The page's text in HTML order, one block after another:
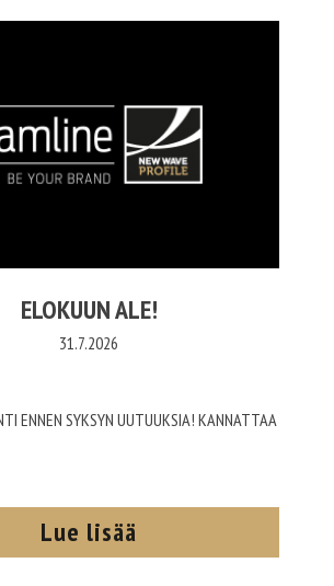
ELOKUUN ALE!
31.7.2026
ENNEN SYKSYN UUTUUKSIA! KANNATTAA
Lue lisää